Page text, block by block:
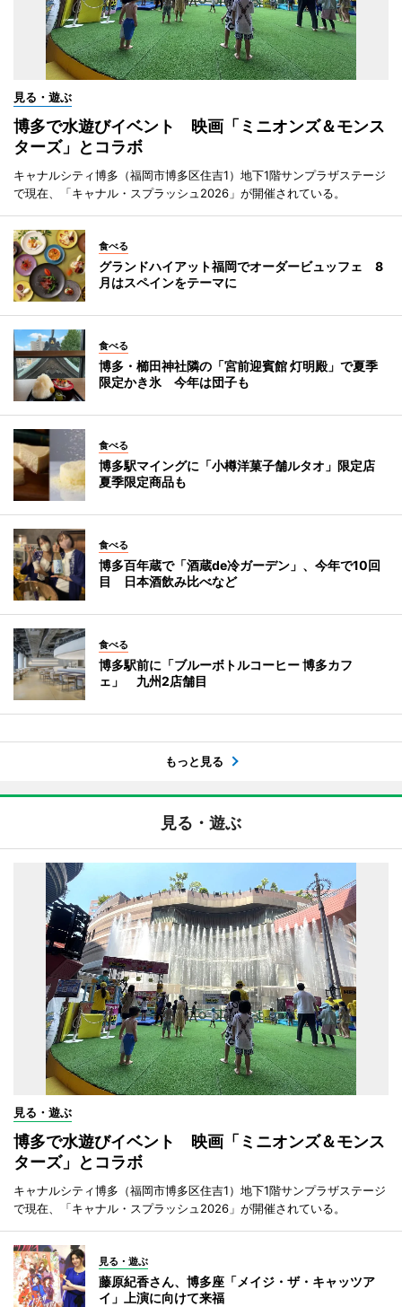
見る・遊ぶ
博多で水遊びイベント 映画「ミニオンズ＆モンス
ターズ」とコラボ
キャナルシティ博多（福岡市博多区住吉1）地下1階サンプラザステージ
で現在、「キャナル・スプラッシュ2026」が開催されている。
食べる
グランドハイアット福岡でオーダービュッフェ 8
月はスペインをテーマに
食べる
博多・櫛田神社隣の「宮前迎賓館 灯明殿」で夏季
限定かき氷 今年は団子も
食べる
博多駅マイングに「小樽洋菓子舗ルタオ」限定店
夏季限定商品も
食べる
博多百年蔵で「酒蔵de冷ガーデン」、今年で10回
目 日本酒飲み比べなど
食べる
博多駅前に「ブルーボトルコーヒー 博多カフ
ェ」 九州2店舗目
もっと見る
見る・遊ぶ
見る・遊ぶ
博多で水遊びイベント 映画「ミニオンズ＆モンス
ターズ」とコラボ
キャナルシティ博多（福岡市博多区住吉1）地下1階サンプラザステージ
で現在、「キャナル・スプラッシュ2026」が開催されている。
見る・遊ぶ
藤原紀香さん、博多座「メイジ・ザ・キャッツア
イ」上演に向けて来福